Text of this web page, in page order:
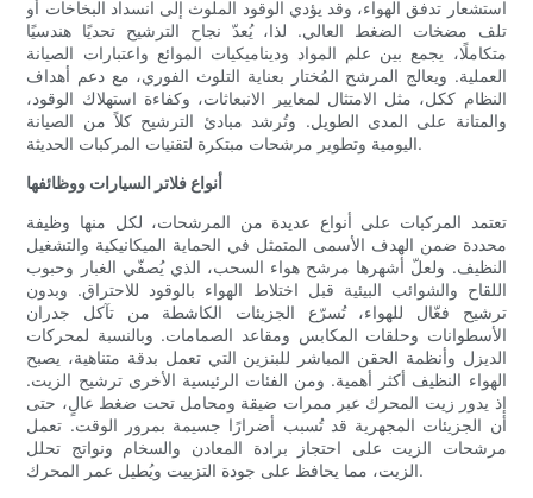
استشعار تدفق الهواء، وقد يؤدي الوقود الملوث إلى انسداد البخاخات أو
تلف مضخات الضغط العالي. لذا، يُعدّ نجاح الترشيح تحديًا هندسيًا
متكاملًا، يجمع بين علم المواد وديناميكيات الموائع واعتبارات الصيانة
العملية. ويعالج المرشح المُختار بعناية التلوث الفوري، مع دعم أهداف
النظام ككل، مثل الامتثال لمعايير الانبعاثات، وكفاءة استهلاك الوقود،
والمتانة على المدى الطويل. وتُرشد مبادئ الترشيح كلاً من الصيانة
اليومية وتطوير مرشحات مبتكرة لتقنيات المركبات الحديثة.
أنواع فلاتر السيارات ووظائفها
تعتمد المركبات على أنواع عديدة من المرشحات، لكل منها وظيفة
محددة ضمن الهدف الأسمى المتمثل في الحماية الميكانيكية والتشغيل
النظيف. ولعلّ أشهرها مرشح هواء السحب، الذي يُصفّي الغبار وحبوب
اللقاح والشوائب البيئية قبل اختلاط الهواء بالوقود للاحتراق. وبدون
ترشيح فعّال للهواء، تُسرّع الجزيئات الكاشطة من تآكل جدران
الأسطوانات وحلقات المكابس ومقاعد الصمامات. وبالنسبة لمحركات
الديزل وأنظمة الحقن المباشر للبنزين التي تعمل بدقة متناهية، يصبح
الهواء النظيف أكثر أهمية. ومن الفئات الرئيسية الأخرى ترشيح الزيت.
إذ يدور زيت المحرك عبر ممرات ضيقة ومحامل تحت ضغط عالٍ، حتى
أن الجزيئات المجهرية قد تُسبب أضرارًا جسيمة بمرور الوقت. تعمل
مرشحات الزيت على احتجاز برادة المعادن والسخام ونواتج تحلل
الزيت، مما يحافظ على جودة التزييت ويُطيل عمر المحرك.